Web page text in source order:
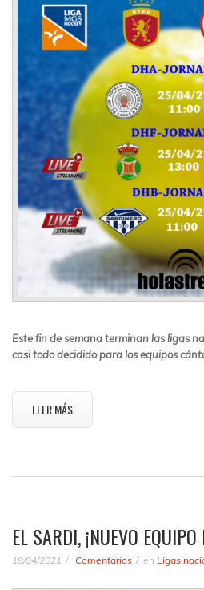
Este fin de semana terminan las ligas
casi todo decidido para los equipos
LEER MÁS
EL SARDI, ¡NUEVO
18/04/2021 Comentarios en Ligas